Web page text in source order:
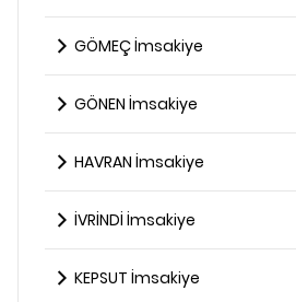
GÖMEÇ İmsakiye
GÖNEN İmsakiye
HAVRAN İmsakiye
İVRİNDİ İmsakiye
KEPSUT İmsakiye